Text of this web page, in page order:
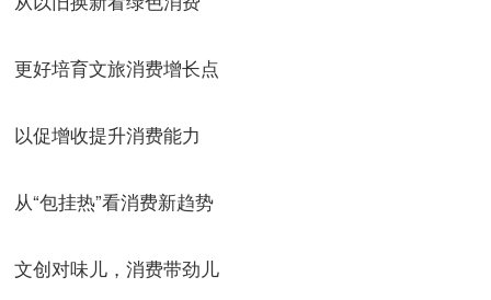
更好培育文旅消费增长点
以促增收提升消费能力
从“包挂热”看消费新趋势
文创对味儿，消费带劲儿